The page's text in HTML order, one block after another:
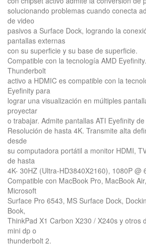
solucionando problemas cuando conecta
de video
pasivos a Surface Dock, logrando la
pantallas externas
con su superficie y su base de superficie.
Compatible con la tecnología AMD
Thunderbolt
activo a HDMIC es compatible con la
Eyefinity para
lograr una visualización en múltiples
proyectar
o trabajar. Admite pantallas ATI Eyefinity
Resolución de hasta 4K. Transmite alta
desde
su computadora portátil a monitor HDMI,
de hasta
4K- 30HZ (Ultra-HD3840X2160), 1080P @
Compatible con MacBook Pro, MacBook
Microsoft
Surface Pro 6543, MS Surface Dock,
Book,
ThinkPad X1 Carbon X230 / X240s y otros
mini dp o
thunderbolt 2.